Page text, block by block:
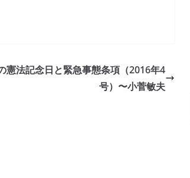
憲法記念日と緊急事態条項（2016年4
号）〜小菅敏夫